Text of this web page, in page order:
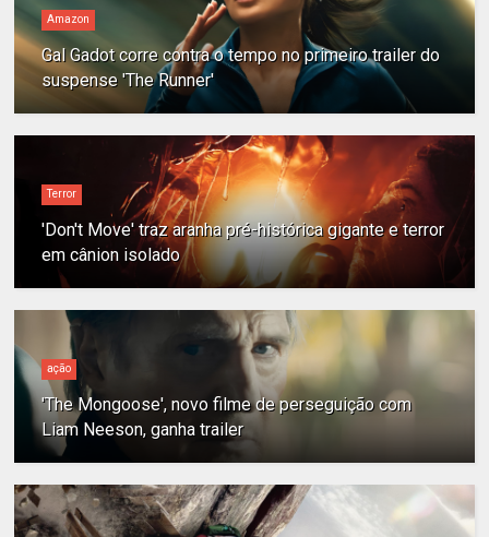
Amazon
Gal Gadot corre contra o tempo no primeiro trailer do
suspense 'The Runner'
Terror
'Don't Move' traz aranha pré-histórica gigante e terror
em cânion isolado
ação
'The Mongoose', novo filme de perseguição com
Liam Neeson, ganha trailer